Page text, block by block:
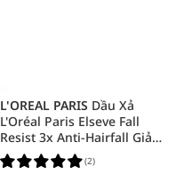
L'OREAL PARIS Dầu Xả
L'Oréal Paris Elseve Fall
Resist 3x Anti-Hairfall Giảm
Gãy Rụng 265ml(2)